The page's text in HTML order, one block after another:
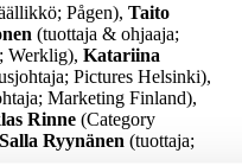
Pågen), Taito
(tuottaja & ohjaaja;
Werklig), Katariina
Pictures Helsinki),
Marketing Finland),
Rinne (Category
Salla Ryynänen (tuottaja;